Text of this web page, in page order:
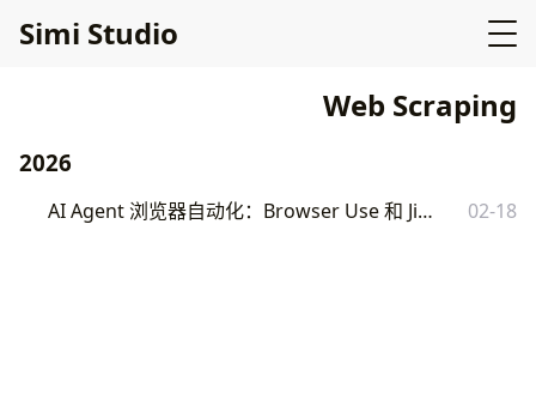
Simi Studio
Web Scraping
2026
AI Agent 浏览器自动化：Browser Use 和 Jina AI 的真实对比 02-18